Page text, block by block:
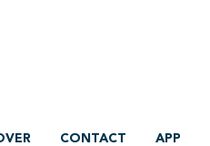
CONTACT APP